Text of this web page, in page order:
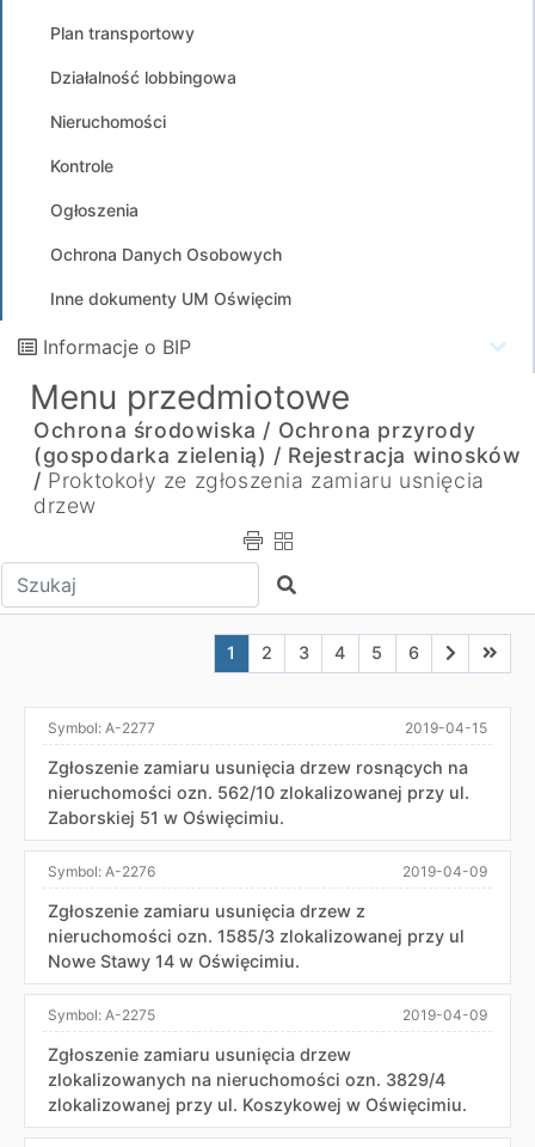
Plan transportowy
Działalność lobbingowa
Nieruchomości
Kontrole
Ogłoszenia
Ochrona Danych Osobowych
Inne dokumenty UM Oświęcim
Informacje o BIP
Menu przedmiotowe
Ochrona środowiska / Ochrona przyrody
(gospodarka zielenią) / Rejestracja winosków
/ Proktokoły ze zgłoszenia zamiaru usnięcia
drzew
Wpisz tekst do wyszukania Szukaj
Aktualna strona nr 1
1 Przejdź do strony nr 2
2 Przejdź do strony nr 3
3 Przejdź do strony nr 4
4 Przejdź do strony
5 Przejdź do
6 Przejdź
Symbol: A-2277 2019-04-15
Zgłoszenie zamiaru usunięcia drzew rosnących na
nieruchomości ozn. 562/10 zlokalizowanej przy ul.
Zaborskiej 51 w Oświęcimiu.
Symbol: A-2276 2019-04-09
Zgłoszenie zamiaru usunięcia drzew z
nieruchomości ozn. 1585/3 zlokalizowanej przy ul
Nowe Stawy 14 w Oświęcimiu.
Symbol: A-2275 2019-04-09
Zgłoszenie zamiaru usunięcia drzew
zlokalizowanych na nieruchomości ozn. 3829/4
zlokalizowanej przy ul. Koszykowej w Oświęcimiu.